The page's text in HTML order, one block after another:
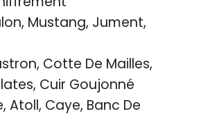
Mustang, Jument,
Cotte De Mailles,
Cuir Goujonné
Atoll, Caye, Banc De